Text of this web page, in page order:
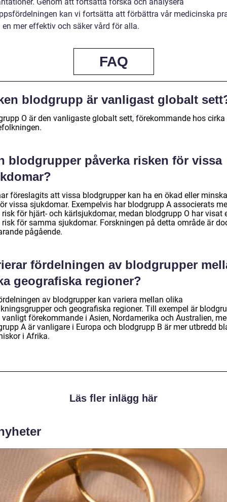
kan vi fortsätta att förbättra vår medicinska
mer effektiv och säker vård för alla.
FAQ
blodgrupp är vanligast globalt
O är den vanligaste globalt sett, förekommande hos cirka
blodgrupper påverka risken för vissa
föreslagits att vissa blodgrupper kan ha en ökad eller
vissa sjukdomar. Exempelvis har blodgrupp A associerats
för hjärt- och kärlsjukdomar, medan blodgrupp O har visat
risk för samma sjukdomar. Forskningen på detta område är
pågående.
fördelningen av blodgrupper
geografiska regioner?
av blodgrupper kan variera mellan olika
och geografiska regioner. Till exempel är
vanligt förekommande i Asien, Nordamerika och Australien,
A är vanligare i Europa och blodgrupp B är mer utbredd
i Afrika.
Läs fler inlägg här